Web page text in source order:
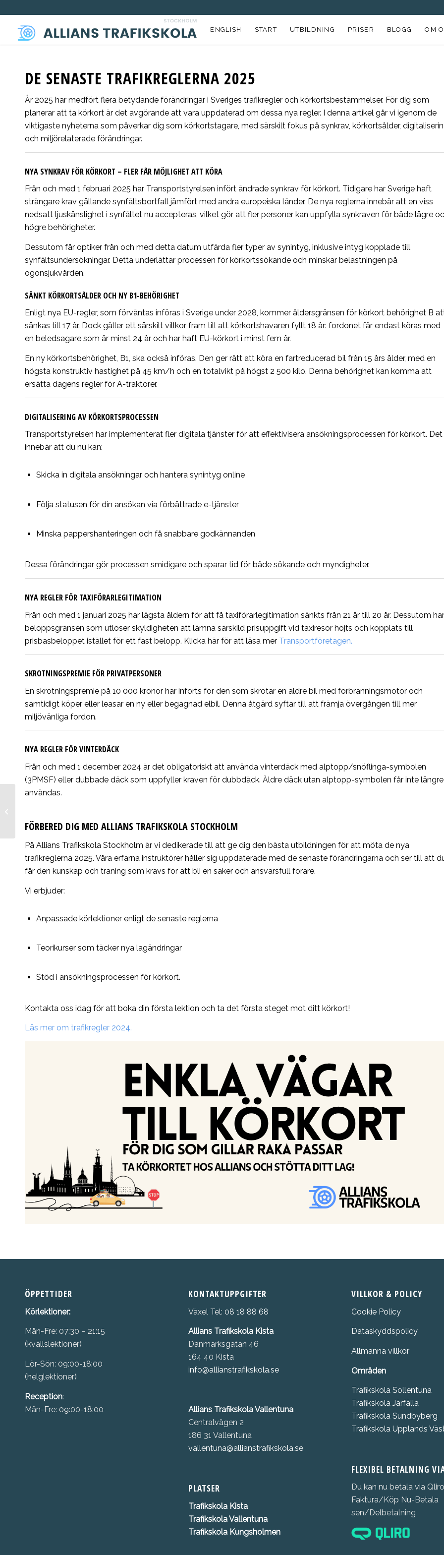
ENGLISH START UTBILDNING PRISER BLOGG OM
DE SENASTE TRAFIKREGLERNA 2025
År 2025 har medfört flera betydande förändringar i Sveriges trafikregler och körkortsbestämmelser. För dig som
planerar att ta körkort är det avgörande att vara uppdaterad om dessa nya regler. I denna artikel går vi igenom de
viktigaste nyheterna som påverkar dig som körkortstagare, med särskilt fokus på synkrav, körkortsålder,
och miljörelaterade förändringar.
NYA SYNKRAV FÖR KÖRKORT – FLER FÅR MÖJLIGHET ATT KÖRA
Från och med 1 februari 2025 har Transportstyrelsen infört ändrade synkrav för körkort. Tidigare har Sverige haft
strängare krav gällande synfältsbortfall jämfört med andra europeiska länder. De nya reglerna innebär att en viss
nedsatt ljuskänslighet i synfältet nu accepteras, vilket gör att fler personer kan uppfylla synkraven för både lägre
högre behörigheter.
Dessutom får optiker från och med detta datum utfärda fler typer av synintyg, inklusive intyg kopplade till
synfältsundersökningar. Detta underlättar processen för körkortssökande och minskar belastningen på
ögonsjukvården.
SÄNKT KÖRKORTSÅLDER OCH NY B1-BEHÖRIGHET
Enligt nya EU-regler, som förväntas införas i Sverige under 2028, kommer åldersgränsen för körkort behörighet B
sänkas till 17 år. Dock gäller ett särskilt villkor fram till att körkortshavaren fyllt 18 år: fordonet får endast köras med
en beledsagare som är minst 24 år och har haft EU-körkort i minst fem år.
En ny körkortsbehörighet, B1, ska också införas. Den ger rätt att köra en fartreducerad bil från 15 års ålder, med en
högsta konstruktiv hastighet på 45 km/h och en totalvikt på högst 2 500 kilo. Denna behörighet kan komma att
ersätta dagens regler för A-traktorer.
DIGITALISERING AV KÖRKORTSPROCESSEN
Transportstyrelsen har implementerat fler digitala tjänster för att effektivisera ansökningsprocessen för körkort. Det
innebär att du nu kan:
Skicka in digitala ansökningar och hantera synintyg online
Följa statusen för din ansökan via förbättrade e-tjänster
Minska pappershanteringen och få snabbare godkännanden
Dessa förändringar gör processen smidigare och sparar tid för både sökande och myndigheter.
NYA REGLER FÖR TAXIFÖRARLEGITIMATION
Från och med 1 januari 2025 har lägsta åldern för att få taxiförarlegitimation sänkts från 21 år till 20 år. Dessutom har
beloppsgränsen som utlöser skyldigheten att lämna särskild prisuppgift vid taxiresor höjts och kopplats till
prisbasbeloppet istället för ett fast belopp. Klicka här för att läsa mer Transportföretagen.
SKROTNINGSPREMIE FÖR PRIVATPERSONER
En skrotningspremie på 10 000 kronor har införts för den som skrotar en äldre bil med förbränningsmotor och
samtidigt köper eller leasar en ny eller begagnad elbil. Denna åtgärd syftar till att främja övergången till mer
miljövänliga fordon.
NYA REGLER FÖR VINTERDÄCK
Från och med 1 december 2024 är det obligatoriskt att använda vinterdäck med alptopp/snöflinga-symbolen
(3PMSF) eller dubbade däck som uppfyller kraven för dubbdäck. Äldre däck utan alptopp-symbolen får inte längre
användas.
FÖRBERED DIG MED ALLIANS TRAFIKSKOLA STOCKHOLM
På Allians Trafikskola Stockholm är vi dedikerade till att ge dig den bästa utbildningen för att möta de nya
trafikreglerna 2025. Våra erfarna instruktörer håller sig uppdaterade med de senaste förändringarna och ser till att
får den kunskap och träning som krävs för att bli en säker och ansvarsfull förare.
Vi erbjuder:
Anpassade körlektioner enligt de senaste reglerna
Teorikurser som täcker nya lagändringar
Stöd i ansökningsprocessen för körkort.
Kontakta oss idag för att boka din första lektion och ta det första steget mot ditt körkort!
Läs mer om trafikregler 2024.
ÖPPETTIDER
Körlektioner:
Mån-Fre: 07:30 – 21:15
(kvällslektioner)
Lör-Sön: 09:00-18:00
(helglektioner)
Reception:
Mån-Fre: 09:00-18:00
KONTAKTUPPGIFTER
Växel Tel: 08 18 88 68
Allians Trafikskola Kista
Danmarksgatan 46
164 40 Kista
info@allianstrafikskola.se
Allians Trafikskola Vallentuna
Centralvägen 2
186 31 Vallentuna
vallentuna@allianstrafikskola.se
PLATSER
Trafikskola Kista
Trafikskola Vallentuna
Trafikskola Kungsholmen
VILLKOR & POLICY
Cookie Policy
Dataskyddspolicy
Allmänna villkor
Områden
Trafikskola Sollentuna
Trafikskola Järfälla
Trafikskola Sundbyberg
Trafikskola Upplands
FLEXIBEL BETALNING
Du kan nu betala via
Faktura/Köp Nu-Betala
sen/Delbetalning
Ta ditt Moped Klass 2-
smidigt!